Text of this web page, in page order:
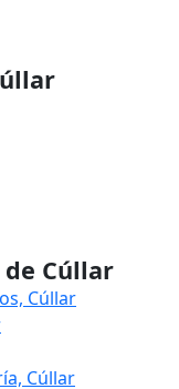
Cúllar
Cúllar
Cúllar